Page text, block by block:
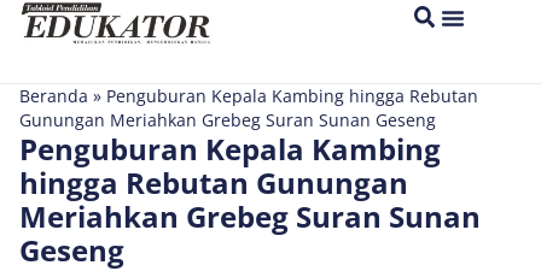
Beranda » Penguburan Kepala Kambing hingga Rebutan
Gunungan Meriahkan Grebeg Suran Sunan Geseng
Penguburan Kepala Kambing
hingga Rebutan Gunungan
Meriahkan Grebeg Suran Sunan
Geseng